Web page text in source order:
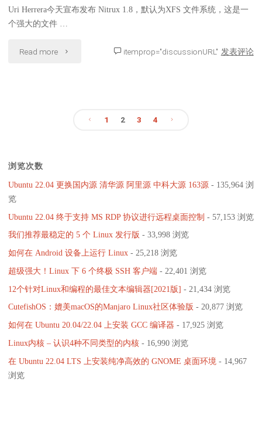
Linux
戏，
Plasma
Uri Herrera今天宣布发布 Nitrux 1.8，默认为XFS 文件系统，这是一
个强大的文件 …
Read more "无
布，
初
步
持
Maui
itemprop="discussionURL" 发表评论
页
1 2 3 4
浏览次数
Ubuntu 22.04 更换国内源 清华源 阿里源 中科大源 163源 - 135,964 浏
览
Ubuntu 22.04 终于支持 MS RDP 协议进行远程桌面控制 - 57,153 浏览
我们推荐最稳定的 5 个 Linux 发行版 - 33,998 浏览
如何在 Android 设备上运行 Linux- 25,218 浏览
超级强大！Linux 下 6 个终极 SSH 客户端- 22,401 浏览
12个针对Linux和编程的最佳文本编辑器[2021版] - 21,434 浏览
CutefishOS：媲美macOS的Manjaro Linux社区体验版 - 20,877 浏览
如何在 Ubuntu 20.04/22.04 上安装 GCC 编译器 - 17,925 浏览
Linux内核 – 认识4种不同类型的内核- 16,990 浏览
在 Ubuntu 22.04 LTS 上安装纯净高效的 GNOME 桌面环境 - 14,967
浏览